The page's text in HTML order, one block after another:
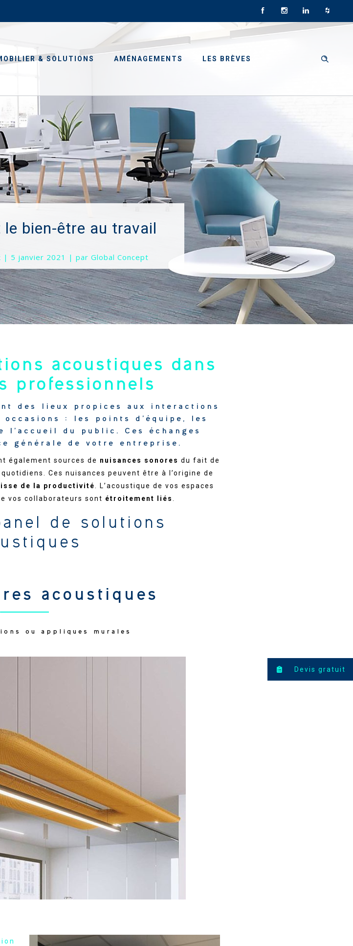
& SOLUTIONS AMÉNAGEMENTS LES BRÈVES
acoustiques dans
professionnels
des lieux propices aux interactions
: les points d’équipe, les
l’accueil du public. Ces échanges
générale de votre entreprise.
également sources de nuisances sonores du fait de
quotidiens. Ces nuisances peuvent être à l’origine de
de la productivité . L’acoustique de vos espaces
vos collaborateurs sont étroitement liés
de solutions
acoustiques
ou appliques murales
Devis gratuit